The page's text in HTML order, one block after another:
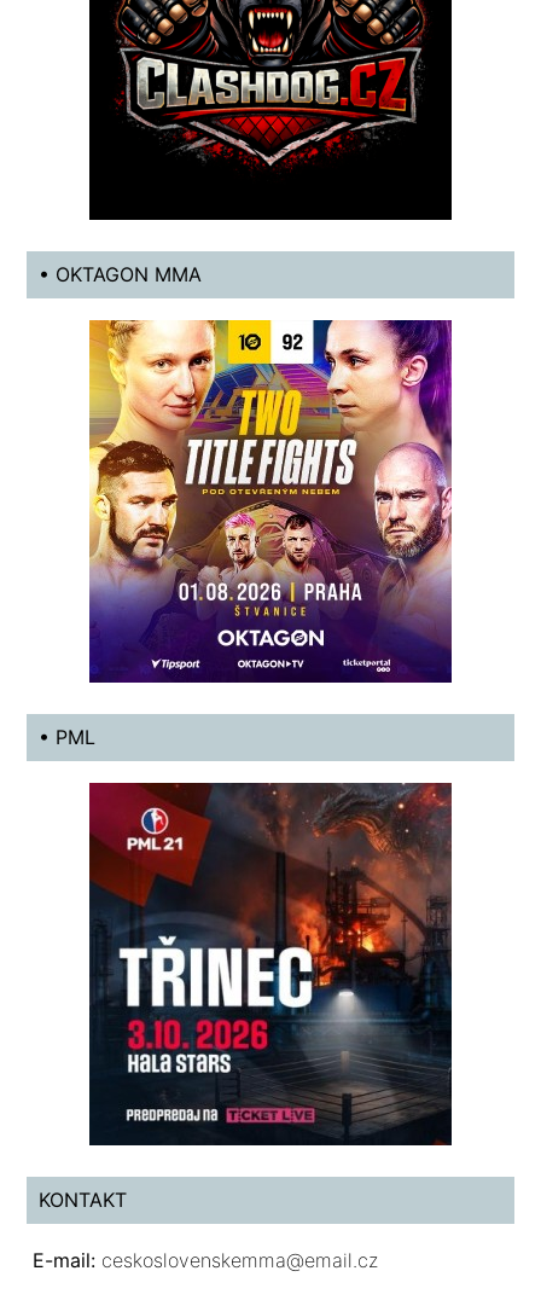
• OKTAGON MMA
• PML
KONTAKT
E-mail: ceskoslovenskemma@email.cz